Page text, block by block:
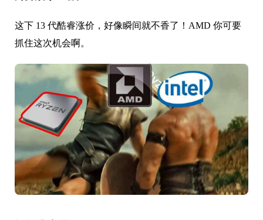
这下 13 代酷睿涨价，好像瞬间就不香了！AMD 你可要
抓住这次机会啊。